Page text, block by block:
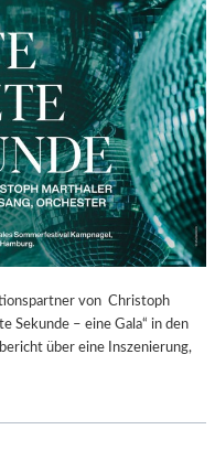
von Christoph
Sekunde – eine Gala“ in den
über eine Inszenierung,